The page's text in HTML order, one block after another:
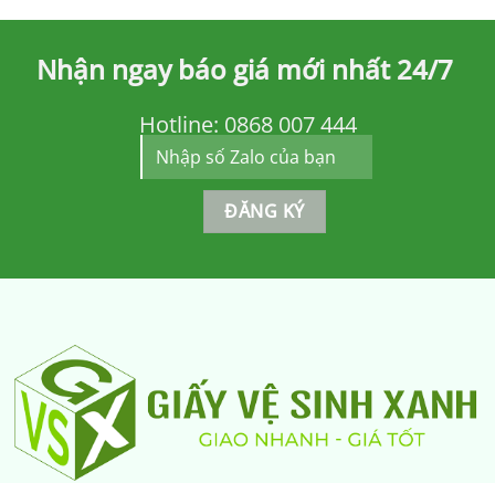
Nhận ngay báo giá mới nhất 24/7
Hotline: 0868 007 444